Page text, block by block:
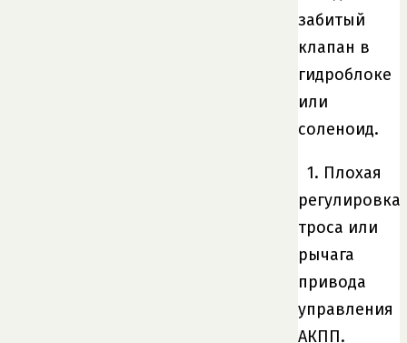
забитый
клапан в
гидроблоке
или
соленоид.
1. Плохая
регулировка
троса или
рычага
привода
управления
АКПП.